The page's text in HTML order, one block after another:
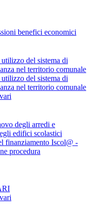
benefici economici
del sistema di
nel territorio comunale
del sistema di
nel territorio comunale
degli arredi e
edifici scolastici
finanziamento Iscol@ -
procedura